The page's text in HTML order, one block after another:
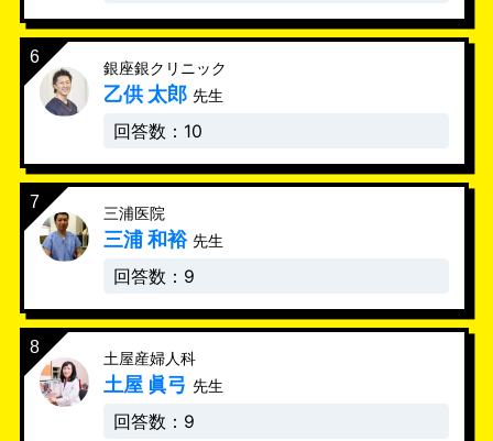
銀座銀クリニック
乙供 太郎 先生
回答数：10
三浦医院
三浦 和裕 先生
回答数：9
土屋産婦人科
土屋 眞弓 先生
回答数：9